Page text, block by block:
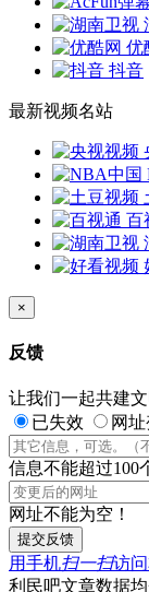
优
抖音
最新视频名站
百
×
反馈
让我们一起共建
已失效
网
信息不能超过100
网址不能为空！
提交反馈
用手机扫一扫访
利民吧文章数据